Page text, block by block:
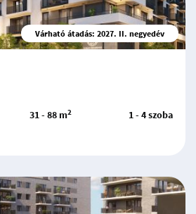
Várható átadás: 2027. II. negyedév
31 - 88 m2 1 - 4 szoba